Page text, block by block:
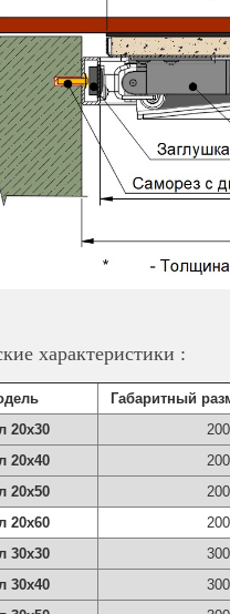
характеристики :
Габаритный
20х30
20х40
20х50
20х60
30х30
30х40